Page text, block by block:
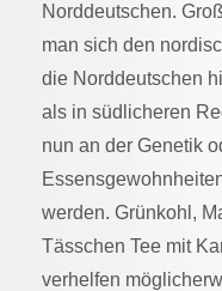
Norddeutschen.
man sich den
die Norddeutschen
als in südlicheren
nun an der Genetik
werden. Grünkohl,
Tässchen Tee mit
verhelfen